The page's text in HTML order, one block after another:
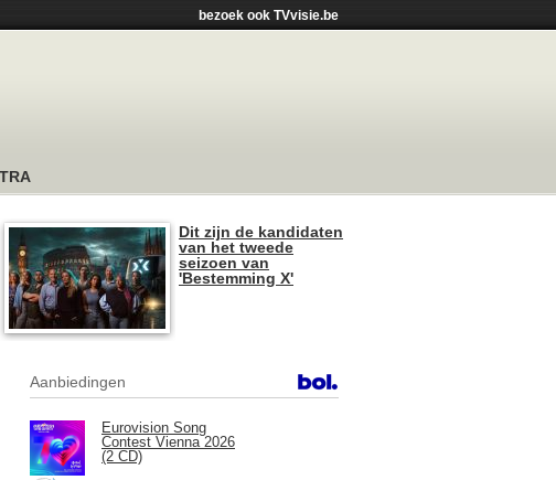
bezoek ook TVvisie.be
Dit zijn de kandidaten
van het tweede
seizoen van
'Bestemming X'
Aanbiedingen
Eurovision Song
Contest Vienna 2026
(2 CD)